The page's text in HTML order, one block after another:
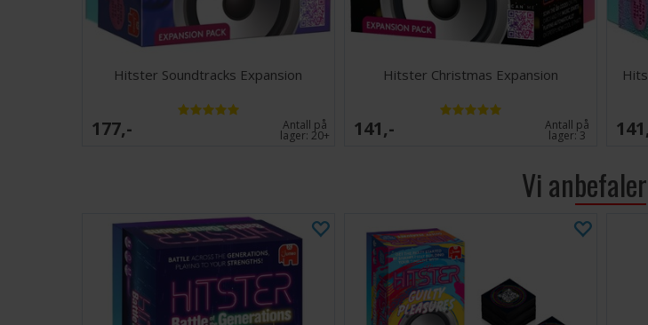
Hitster Soundtracks Expansion
177,- Antall på
lager:20+
Hitster Christmas Expansion
141,- Antall på
lager:3
Vi